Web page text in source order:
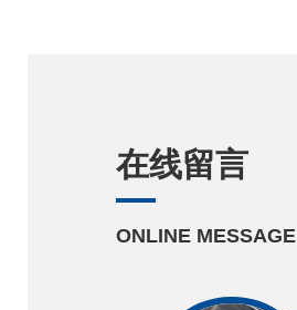
在线留言
ONLINE MESSAGE